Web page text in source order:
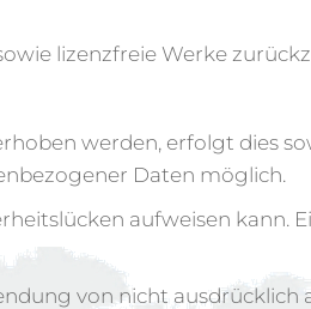
lizenzfreie Werke
werden, erfolgt dies
Daten möglich.
aufweisen kann.
von nicht ausdrücklich